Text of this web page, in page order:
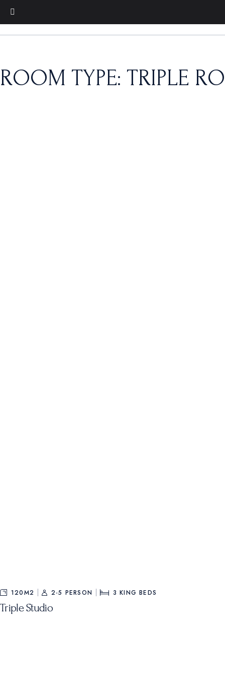
ROOM TYPE: TRIPLE
120M2 2-5 PERSON 3 KING BEDS
Triple Studio